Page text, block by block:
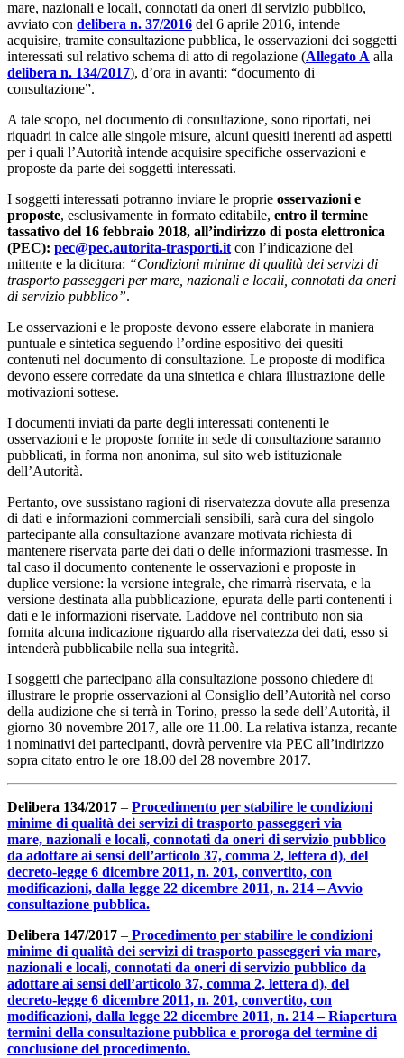
mare, nazionali e locali, connotati da oneri di servizio pubblico,
avviato con delibera n. 37/2016 del 6 aprile 2016, intende
acquisire, tramite consultazione pubblica, le osservazioni dei soggetti
interessati sul relativo schema di atto di regolazione (Allegato A alla
delibera n. 134/2017), d’ora in avanti: “documento di
consultazione”.
A tale scopo, nel documento di consultazione, sono riportati, nei
riquadri in calce alle singole misure, alcuni quesiti inerenti ad aspetti
per i quali l’Autorità intende acquisire specifiche osservazioni e
proposte da parte dei soggetti interessati.
I soggetti interessati potranno inviare le proprie osservazioni e
proposte, esclusivamente in formato editabile, entro il termine
tassativo del 16 febbraio 2018, all’indirizzo di posta elettronica
(PEC): pec@pec.autorita-trasporti.itcon l’indicazione del
mittente e la dicitura: “Condizioni minime di qualità dei servizi di
trasporto passeggeri per mare, nazionali e locali, connotati da oneri
di servizio pubblico”.
Le osservazioni e le proposte devono essere elaborate in maniera
puntuale e sintetica seguendo l’ordine espositivo dei quesiti
contenuti nel documento di consultazione. Le proposte di modifica
devono essere corredate da una sintetica e chiara illustrazione delle
motivazioni sottese.
I documenti inviati da parte degli interessati contenenti le
osservazioni e le proposte fornite in sede di consultazione saranno
pubblicati, in forma non anonima, sul sito web istituzionale
dell’Autorità.
Pertanto, ove sussistano ragioni di riservatezza dovute alla presenza
di dati e informazioni commerciali sensibili, sarà cura del singolo
partecipante alla consultazione avanzare motivata richiesta di
mantenere riservata parte dei dati o delle informazioni trasmesse. In
tal caso il documento contenente le osservazioni e proposte in
duplice versione: la versione integrale, che rimarrà riservata, e la
versione destinata alla pubblicazione, epurata delle parti contenenti i
dati e le informazioni riservate. Laddove nel contributo non sia
fornita alcuna indicazione riguardo alla riservatezza dei dati, esso si
intenderà pubblicabile nella sua integrità.
I soggetti che partecipano alla consultazione possono chiedere di
illustrare le proprie osservazioni al Consiglio dell’Autorità nel corso
della audizione che si terrà in Torino, presso la sede dell’Autorità, il
giorno 30 novembre 2017, alle ore 11.00. La relativa istanza, recante
i nominativi dei partecipanti, dovrà pervenire via PEC all’indirizzo
sopra citato entro le ore 18.00 del 28 novembre 2017.
Delibera 134/2017 – Procedimento per stabilire le condizioni
minime di qualità dei servizi di trasporto passeggeri via
mare, nazionali e locali, connotati da oneri di servizio pubblico
da adottare ai sensi dell’articolo 37, comma 2, lettera d), del
decreto-legge 6 dicembre 2011, n. 201, convertito, con
modificazioni, dalla legge 22 dicembre 2011, n. 214 – Avvio
consultazione pubblica.
Delibera 147/2017 – Procedimento per stabilire le condizioni
minime di qualità dei servizi di trasporto passeggeri via mare,
nazionali e locali, connotati da oneri di servizio pubblico da
adottare ai sensi dell’articolo 37, comma 2, lettera d), del
decreto-legge 6 dicembre 2011, n. 201, convertito, con
modificazioni, dalla legge 22 dicembre 2011, n. 214 – Riapertura
termini della consultazione pubblica e proroga del termine di
conclusione del procedimento.